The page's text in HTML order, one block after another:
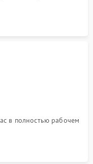
в полностью рабочем